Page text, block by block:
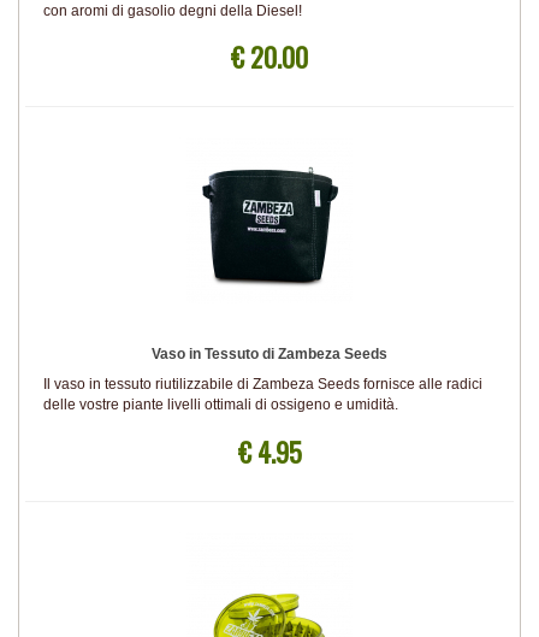
con aromi di gasolio degni della Diesel!
€ 20.00
Vaso in Tessuto di Zambeza Seeds
Il vaso in tessuto riutilizzabile di Zambeza Seeds fornisce alle radici
delle vostre piante livelli ottimali di ossigeno e umidità.
€ 4.95